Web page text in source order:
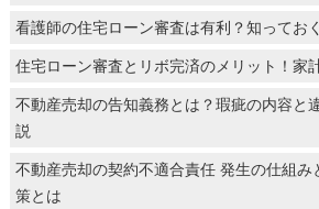
看護師の住宅ローン審査は有利？知ってお
住宅ローン審査とリボ完済のメリット！家
不動産売却の告知義務とは？瑕疵の内容と
説
不動産売却の契約不適合責任 発生の仕組み
策とは